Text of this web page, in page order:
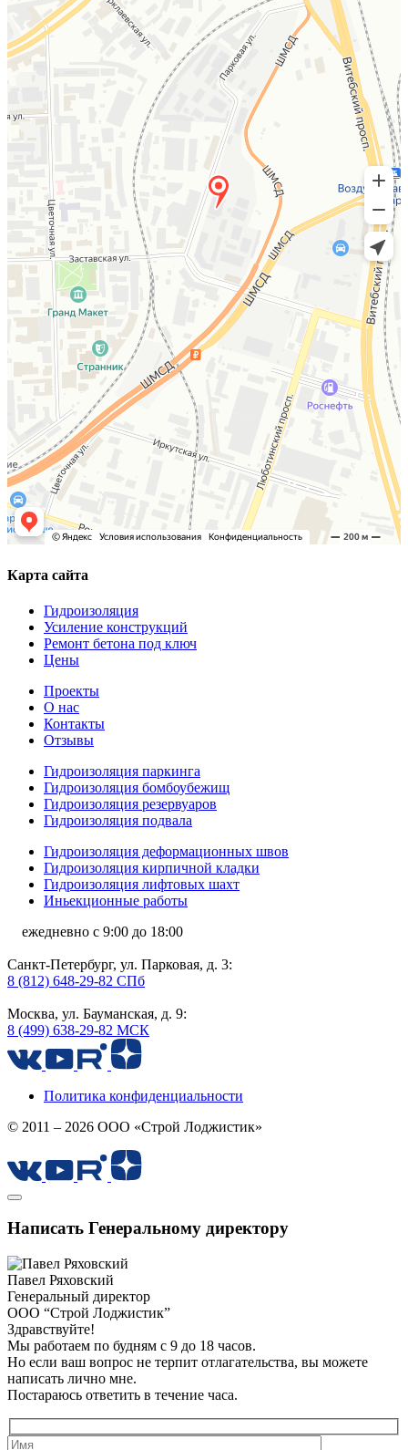
Карта сайта
Гидроизоляция
Усиление конструкций
Ремонт бетона под ключ
Цены
Проекты
О нас
Контакты
Отзывы
Гидроизоляция паркинга
Гидроизоляция бомбоубежищ
Гидроизоляция резервуаров
Гидроизоляция подвала
Гидроизоляция деформационных швов
Гидроизоляция кирпичной кладки
Гидроизоляция лифтовых шахт
Иньекционные работы
ежедневно с 9:00 до 18:00
Санкт-Петербург, ул. Парковая, д. 3:
8 (812) 648-29-82 СПб
Москва, ул. Бауманская, д. 9:
8 (499) 638-29-82 МСК
Политика конфиденциальности
© 2011 – 2026 ООО «Строй Лоджистик»
Написать Генеральному директору
Павел Ряховский
Генеральный директор
ООО “Строй Лоджистик”
Здравствуйте!
Мы работаем по будням с 9 до 18 часов.
Но если ваш вопрос не терпит отлагательства, вы можете
написать лично мне.
Постараюсь ответить в течение часа.